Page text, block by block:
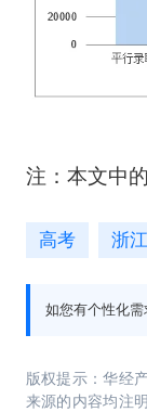
注：本文中
高考 浙江
如您有个性化
版权提示：华经
来源的内容均注